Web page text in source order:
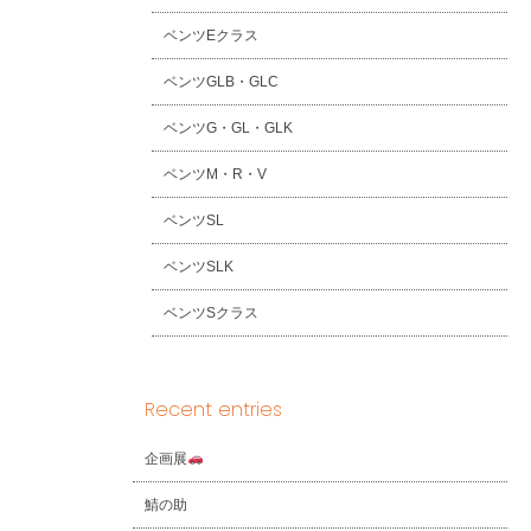
ベンツEクラス
ベンツGLB・GLC
ベンツG・GL・GLK
ベンツM・R・V
ベンツSL
ベンツSLK
ベンツSクラス
Recent entries
企画展
鯖の助